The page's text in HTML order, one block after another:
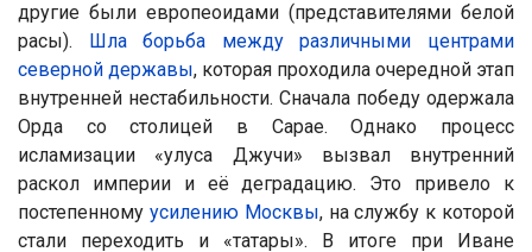
другие были европеоидами (представителями белой
расы). Шла борьба между различными центрами
северной державы, которая проходила очередной этап
внутренней нестабильности. Сначала победу одержала
Орда со столицей в Сарае. Однако процесс
исламизации «улуса Джучи» вызвал внутренний
раскол империи и её деградацию. Это привело к
постепенному усилению Москвы, на службу к которой
стали переходить и «татары». В итоге при Иване